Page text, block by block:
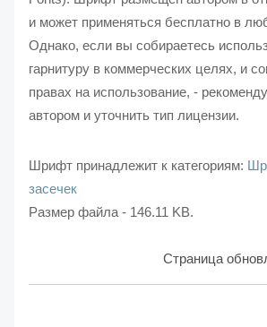
и может применяться бесплатно в
Однако, если вы собираетесь
гарнитуру в коммерческих целях, и
правах на использование, -
автором и уточнить тип лицензии.
Шрифт принадлежит к категориям:
засечек
Размер файла - 146.11 KB.
Страница